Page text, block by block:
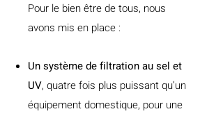
Pour le bien être de tous, nous
avons mis en place :
Un système de filtration au sel et
UV, quatre fois plus puissant qu’un
équipement domestique, pour une